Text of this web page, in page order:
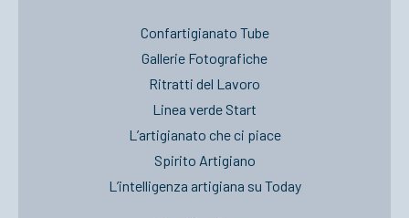
Confartigianato Tube
Gallerie Fotografiche
Ritratti del Lavoro
Linea verde Start
L’artigianato che ci piace
Spirito Artigiano
L’intelligenza artigiana su Today